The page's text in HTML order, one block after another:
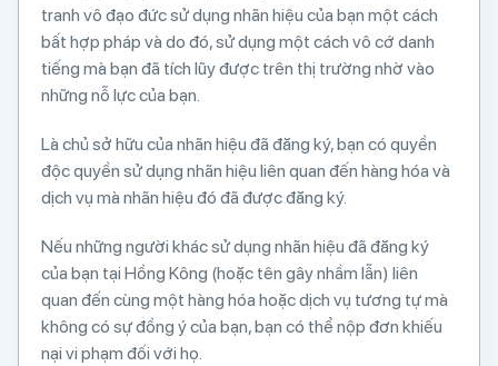
tranh vô đạo đức sử dụng nhãn hiệu của bạn một cách
bất hợp pháp và do đó, sử dụng một cách vô cớ danh
tiếng mà bạn đã tích lũy được trên thị trường nhờ vào
những nỗ lực của bạn.
Là chủ sở hữu của nhãn hiệu đã đăng ký, bạn có quyền
độc quyền sử dụng nhãn hiệu liên quan đến hàng hóa và
dịch vụ mà nhãn hiệu đó đã được đăng ký.
Nếu những người khác sử dụng nhãn hiệu đã đăng ký
của bạn tại Hồng Kông (hoặc tên gây nhầm lẫn) liên
quan đến cùng một hàng hóa hoặc dịch vụ tương tự mà
không có sự đồng ý của bạn, bạn có thể nộp đơn khiếu
nại vi phạm đối với họ.